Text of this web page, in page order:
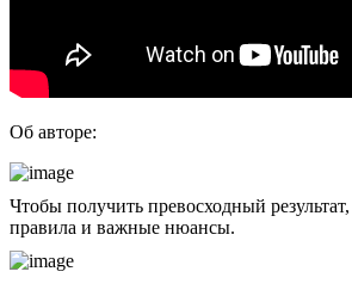
Об авторе:
Чтобы получить превосходный
правила и важные нюансы.